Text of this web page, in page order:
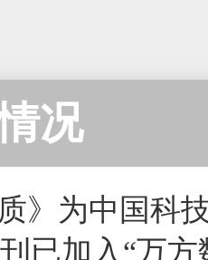
况
》为中国科
已加入“万方